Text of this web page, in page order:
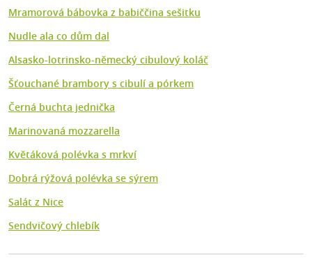
Mramorová bábovka z babiččina sešitku
Nudle ala co dům dal
Alsasko-lotrinsko-německý cibulový koláč
Šťouchané brambory s cibulí a pórkem
Černá buchta jednička
Marinovaná mozzarella
Květáková polévka s mrkví
Dobrá rýžová polévka se sýrem
Salát z Nice
Sendvičový chlebík